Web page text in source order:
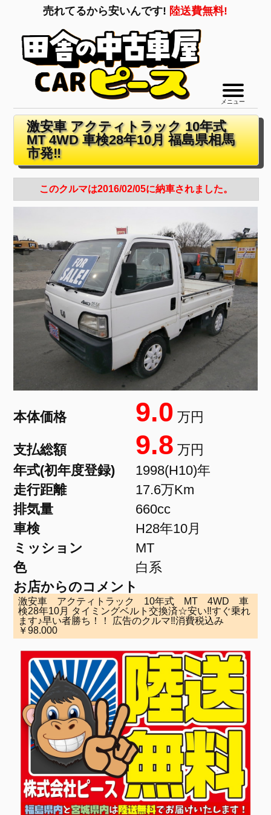
売れてるから安いんです! 陸送費無料!
メニュー
激安車 アクティトラック 10年式
MT 4WD 車検28年10月 福島県相馬
市発‼
このクルマは2016/02/05に納車されました。
本体価格 9.0 万円
支払総額 9.8 万円
年式(初年度登録)
1998(H10)年
走行距離
17.6万Km
排気量
660cc
車検
H28年10月
ミッション
MT
色
白系
お店からのコメント
激安車 アクティトラック 10年式 MT 4WD 車
検28年10月 タイミングベルト交換済☆安い‼すぐ乗れ
ます♪早い者勝ち！！ 広告のクルマ‼消費税込み
￥98.000